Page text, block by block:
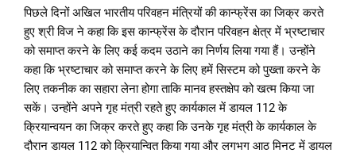
पिछले दिनों अखिल भारतीय परिवहन मंत्रियों की कान्फ्रेंस का जिक्र करते
हुए श्री विज ने कहा कि इस कान्फ्रेंस के दौरान परिवहन क्षेत्र में भ्रष्टाचार
को समाप्त करने के लिए कई कदम उठाने का निर्णय लिया गया हैं। उन्होंने
कहा कि भ्रष्टाचार को समाप्त करने के लिए हमें सिस्टम को पुख्ता करने के
लिए तकनीक का सहारा लेना होगा ताकि मानव हस्तक्षेप को खत्म किया जा
सकें। उन्होंने अपने गृह मंत्री रहते हुए कार्यकाल में डायल 112 के
क्रियान्वयन का जिक्र करते हुए कहा कि उनके गृह मंत्री के कार्यकाल के
दौरान डायल 112 को क्रियान्वित किया गया और लगभग आठ मिनट में डायल